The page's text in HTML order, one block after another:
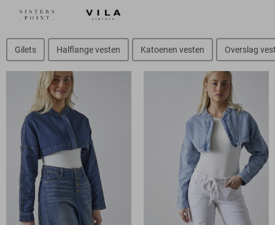
Gilets Halflange vesten Katoenen vesten Overslag